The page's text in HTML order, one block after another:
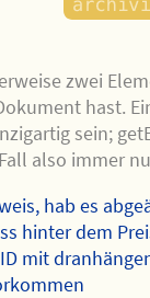
zwei
hast.
sein;
also immer
hab es
hinter dem
mit